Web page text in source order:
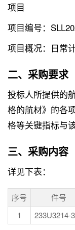
项目
项目编号：
项目概况：日常
二、采购要求
投标人所提供的
格的航材》的各
格等关键指标与
三、采购内容
详见下表：
序号 件号
1
233U3214-